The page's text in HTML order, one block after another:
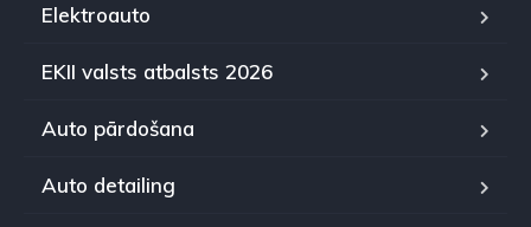
Elektroauto
EKII valsts atbalsts 2026
Auto pārdošana
Auto detailing